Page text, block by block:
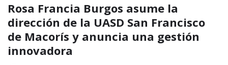
Rosa Francia Burgos asume la
dirección de la UASD San Francisco
de Macorís y anuncia una gestión
innovadora